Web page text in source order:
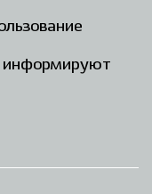
информируют